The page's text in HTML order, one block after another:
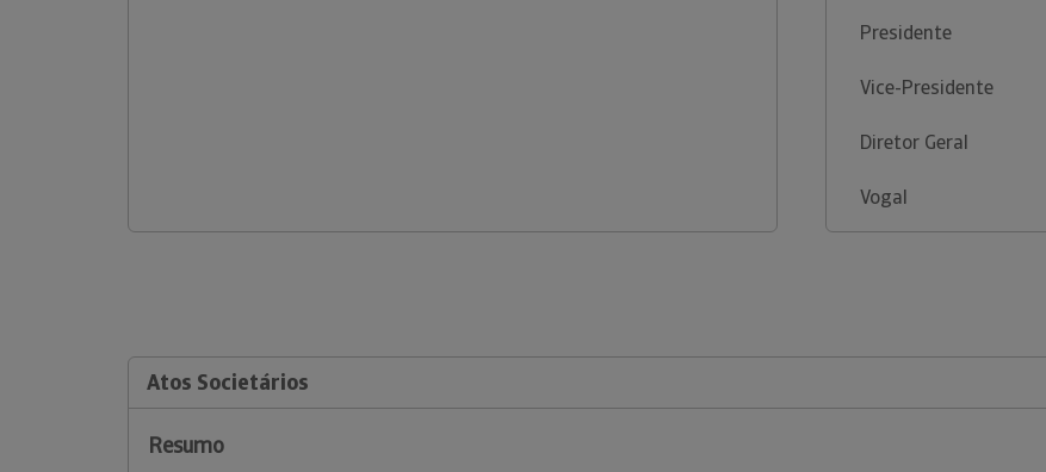
Presidente
Vice-Presidente
Diretor Geral
Vogal
Atos Societários
Resumo